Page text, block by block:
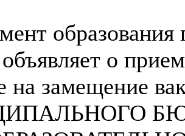
образования
о
на замещение